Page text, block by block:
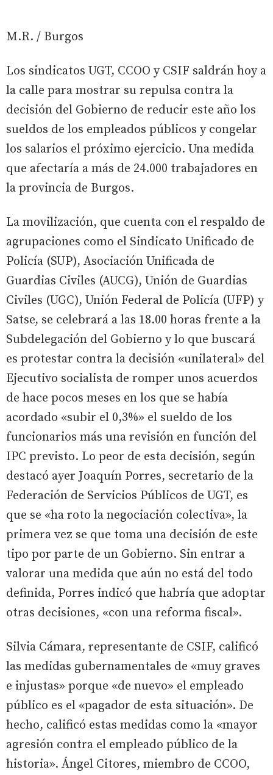
M.R. / Burgos
Los sindicatos UGT, CCOO y CSIF saldrán hoy a
la calle para mostrar su repulsa contra la
decisión del Gobierno de reducir este año los
sueldos de los empleados públicos y congelar
los salarios el próximo ejercicio. Una medida
que afectaría a más de 24.000 trabajadores en
la provincia de Burgos.
La movilización, que cuenta con el respaldo de
agrupaciones como el Sindicato Unificado de
Policía (SUP), Asociación Unificada de
Guardias Civiles (AUCG), Unión de Guardias
Civiles (UGC), Unión Federal de Policía (UFP) y
Satse, se celebrará a las 18.00 horas frente a la
Subdelegación del Gobierno y lo que buscará
es protestar contra la decisión «unilateral» del
Ejecutivo socialista de romper unos acuerdos
de hace pocos meses en los que se había
acordado «subir el 0,3%» el sueldo de los
funcionarios más una revisión en función del
IPC previsto. Lo peor de esta decisión, según
destacó ayer Joaquín Porres, secretario de la
Federación de Servicios Públicos de UGT, es
que se «ha roto la negociación colectiva», la
primera vez se que toma una decisión de este
tipo por parte de un Gobierno. Sin entrar a
valorar una medida que aún no está del todo
definida, Porres indicó que habría que adoptar
otras decisiones, «con una reforma fiscal».
Silvia Cámara, representante de CSIF, calificó
las medidas gubernamentales de «muy graves
e injustas» porque «de nuevo» el empleado
público es el «pagador de esta situación». De
hecho, calificó estas medidas como la «mayor
agresión contra el empleado público de la
historia». Ángel Citores, miembro de CCOO,